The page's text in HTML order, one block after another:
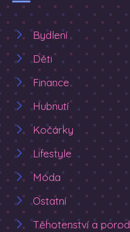
Bydlení
Děti
Finance
Hubnutí
Kočárky
Lifestyle
Móda
Ostatní
Těhotenství a porod